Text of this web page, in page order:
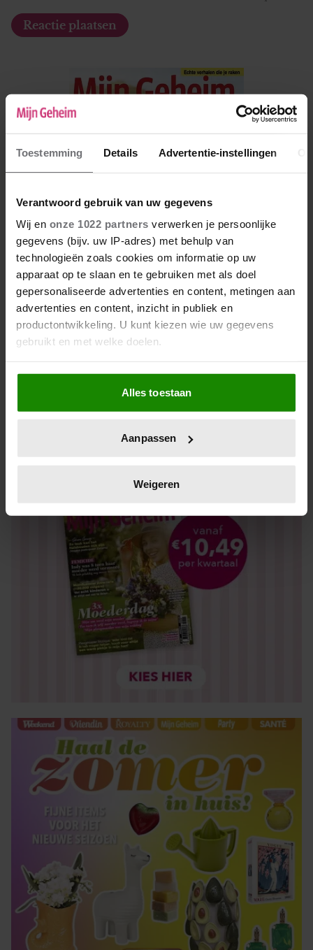
Toestemming Details Advertentie-instellingen
Verantwoord gebruik van uw gegevens
Wij en onze 1022 partners verwerken je persoonlijke
gegevens (bijv. uw IP-adres) met behulp van
technologieën zoals cookies om informatie op uw
apparaat op te slaan en te gebruiken met als doel
gepersonaliseerde advertenties en content, metingen aan
advertenties en content, inzicht in publiek en
productontwikkeling. U kunt kiezen wie uw gegevens
gebruikt en met welke doelen.
Als u het toestaat, willen we ook graag:
Informatie verzamelen over uw geografische locatie,
die tot een paar meter nauwkeurig kan zijn
op specifieke eigenschappen (fingerprinting)
verwerkt en stel uw voorkeuren in het
intrekken in de Cookieverklaring.
We gebruiken cookies om content en advertenties te
personaliseren, om functies voor social media te bieden
en om ons websiteverkeer te analyseren. Ook delen we
informatie over uw gebruik van onze site met onze
partners voor social media, adverteren en analyse. Deze
partners kunnen deze gegevens combineren met andere
informatie die u aan ze heeft verstrekt of die ze hebben
gaat akkoord met onze cookies als u onze website blijft
Alles toestaan
Aanpassen
Weigeren
De nieuwe Mijn Geheim ligt nu in de winkel
Abonneren
Los kopen